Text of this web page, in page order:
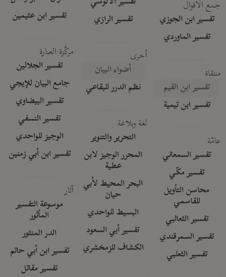
جمع الأقوال
تفسير ابن الجوزي
تفسير الماوردي
منتقاة
تفسير ابن القيم
تفسير ابن تيمية
عامّة
تفسير السمعاني
تفسير مكّي
محاسن التأويل
للقاسمي
تفسير الثعالبي
تفسير السمرقندي
تفسير الثعلبي
تفسير الرازي
أخرى
أضواء البيان
نظم الدرر للبقاعي
لغة وبلاغة
التحرير والتنوير
المحرر الوجيز لابن
عطية
البحر المحيط لأبي
حيان
البسيط للواحدي
تفسير أبي السعود
الكشاف للزمخشري
تفسير ابن عثيمين
مركَّزة العبارة
تفسير الجلالين
جامع البيان للإيجي
تفسير البيضاوي
تفسير النسفي
الوجيز للواحدي
تفسير ابن أبي زمنين
آثار
موسوعة التفسير
المأثور
الدر المنثور
تفسير ابن أبي حاتم
تفسير مقاتل